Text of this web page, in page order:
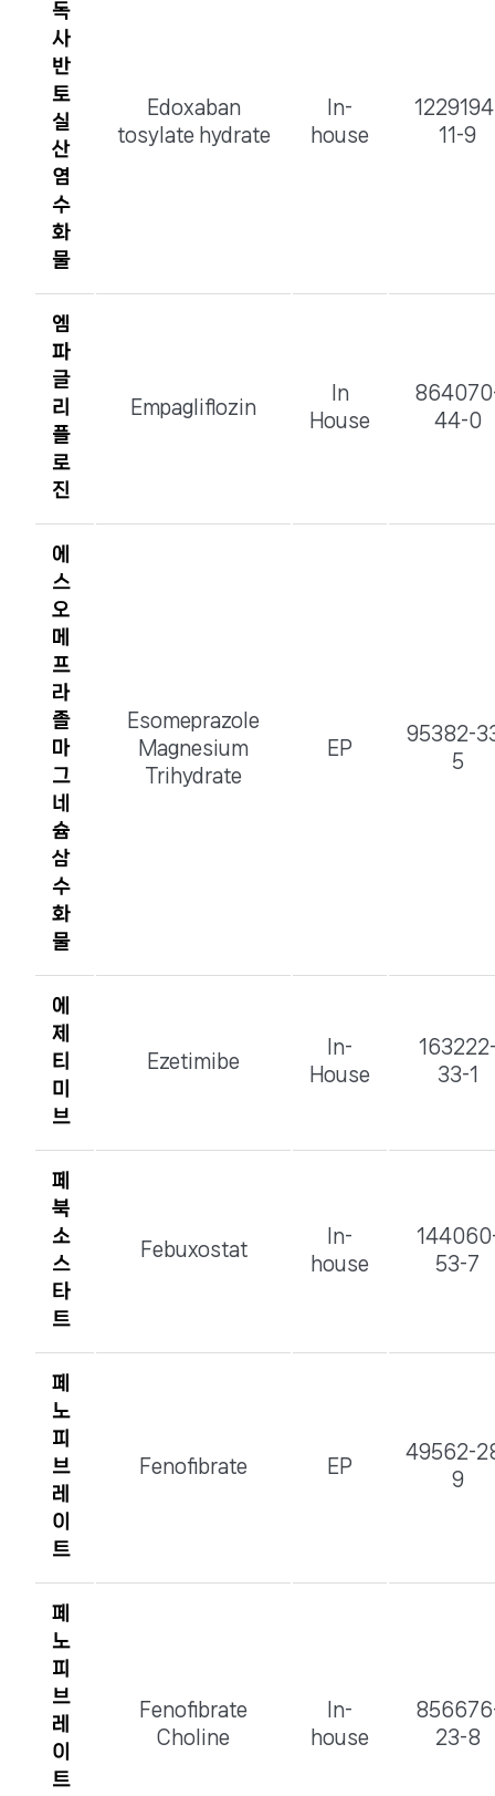
독
사
반
토
실
산
염
수
화
물
Edoxaban
tosylate hydrate
In-
house
11-9
엠
파
글
리
플
로
진
Empagliflozin
In
House
44-0
에
스
오
메
프
라
졸
마
그
네
슘
삼
수
화
물
Esomeprazole
Magnesium
Trihydrate
EP
95382-
5
에
제
티
미
브
Ezetimibe
In-
House
33-1
페
북
소
스
타
트
Febuxostat
In-
house
53-7
페
노
피
브
레
이
트
Fenofibrate EP
49562-
9
페
노
피
브
레
이
트
Fenofibrate
Choline
In-
house
23-8